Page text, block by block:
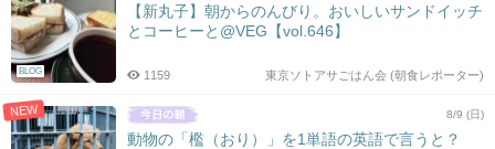
BLOG
【新丸子】朝からのんびり。おいしいサンドイッチ
とコーヒーと@VEG【vol.646】
東京ソトアサごはん会 (朝食レポーター)
1159
NEW 8/9 (日)
動物の「檻（おり）」を1単語の英語で言うと？